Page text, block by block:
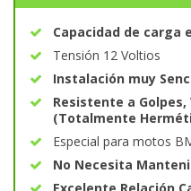
Capacidad de carga
Tensión 12 Voltios
Instalación muy
Resistente a
(Totalmente
Especial para motos
No Necesita